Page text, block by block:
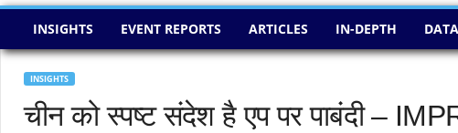
I
INSIGHTS EVENT REPORTS ARTICLES IN-DEPTH
INSIGHTS
चीन को स्पष्ट संदेश है एप पर पाबंदी –